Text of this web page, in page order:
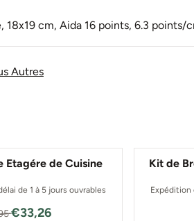
18x19 cm, Aida 16 points, 6.3 points/
Autres
Etagére de Cuisine
de 1 à 5 jours ouvrables
Par36,95 pour 33,26
€33,26
Kit de
Expédition